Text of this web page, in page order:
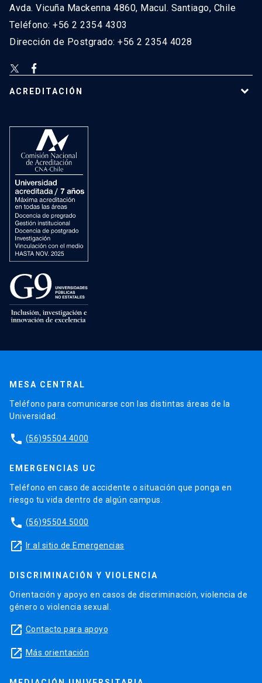
Avda. Vicuña Mackenna 4860, Macul. Santiago, Chile
Teléfono: +56 2 2354 4303
Dirección de Postgrado: +56 2 2354 4028
ACREDITACIÓN
MESA CENTRAL
Teléfono para comunicarse con las distintas áreas de la
Universidad.
phone (56)95504 4000
EMERGENCIAS UC
Teléfono en caso de accidente o situación que ponga en
riesgo tu vida dentro de algún campus.
phone (56)95504 5000
launch Ir al sitio de Emergencias
DISCRIMINACIÓN Y VIOLENCIA
Orientación y apoyo en casos de discriminación, violencia de
género o violencia sexual.
launch Contacto para apoyo
launch Más orientación